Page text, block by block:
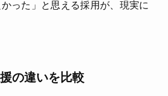
かった」と思える採用が、現実に
の違いを比較